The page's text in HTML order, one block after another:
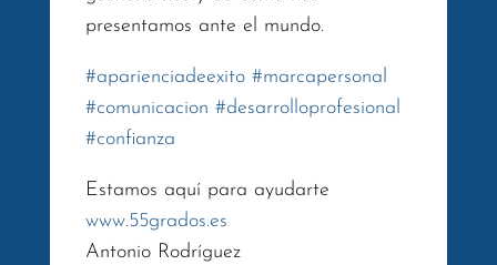
presentamos ante el mundo.
#aparienciadeexito #marcapersonal
#comunicacion #desarrolloprofesional
#confianza
Estamos aquí para ayudarte
www.55grados.es
Antonio Rodríguez